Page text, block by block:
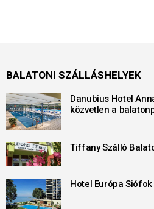
BALATONI SZÁLLÁSHELYEK
Danubius Hotel
közvetlen a
Tiffany Szálló
Hotel Európa Siófok